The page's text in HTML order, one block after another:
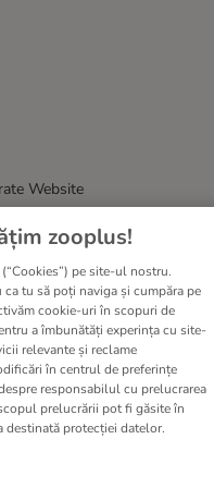
Website
Taxa şi durata de livrare
plată
zooplus!
pe site-ul nostru.
tu să poți naviga și cumpăra pe
cookie-uri în scopuri de
a îmbunătăți experința cu site-
relevante și reclame
în centrul de preferințe
responsabilul cu prelucrarea
prelucrării pot fi găsite în
destinată protecției datelor.